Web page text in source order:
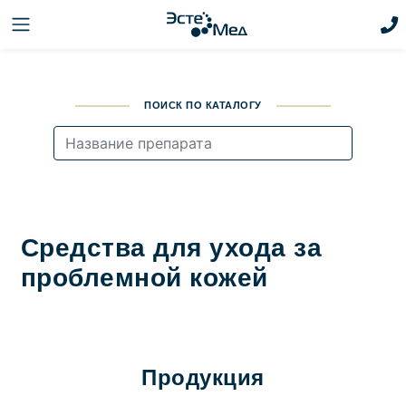
ПОИСК ПО КАТАЛОГУ
Средства для ухода за
проблемной кожей
Продукция